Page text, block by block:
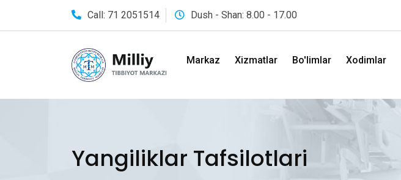
Call: 71 2051514 Dush - Shan: 8.00 - 17.00
Markaz Xizmatlar Bo'limlar Xodimlar
Yangiliklar Tafsilotlari